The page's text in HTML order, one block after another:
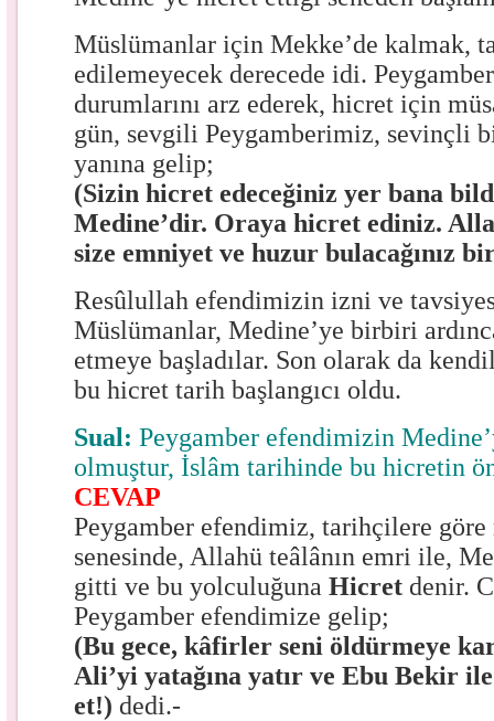
Müslümanlar için Mekke’de kalmak,
edilemeyecek derecede idi.
durumlarını arz ederek, hicret için
gün, sevgili Peygamberimiz, sevinçli
yanına gelip;
(Sizin hicret edeceğiniz yer bana
Medine’dir. Oraya hicret ediniz.
size emniyet ve huzur bulacağınız
Resûlullah efendimizin izni ve
Müslümanlar, Medine’ye birbiri
etmeye başladılar. Son olarak da
bu hicret tarih başlangıcı oldu.
Sual:Peygamber efendimizin
olmuştur, İslâm tarihinde bu hicretin
CEVAP
Peygamber efendimiz, tarihçilere göre
senesinde, Allahü teâlânın emri ile,
gitti ve bu yolculuğunaHicret denir.
Peygamber efendimize gelip;
(Bu gece, kâfirler seni öldürmeye
Ali’yi yatağına yatır ve Ebu Bekir
et!) dedi.-